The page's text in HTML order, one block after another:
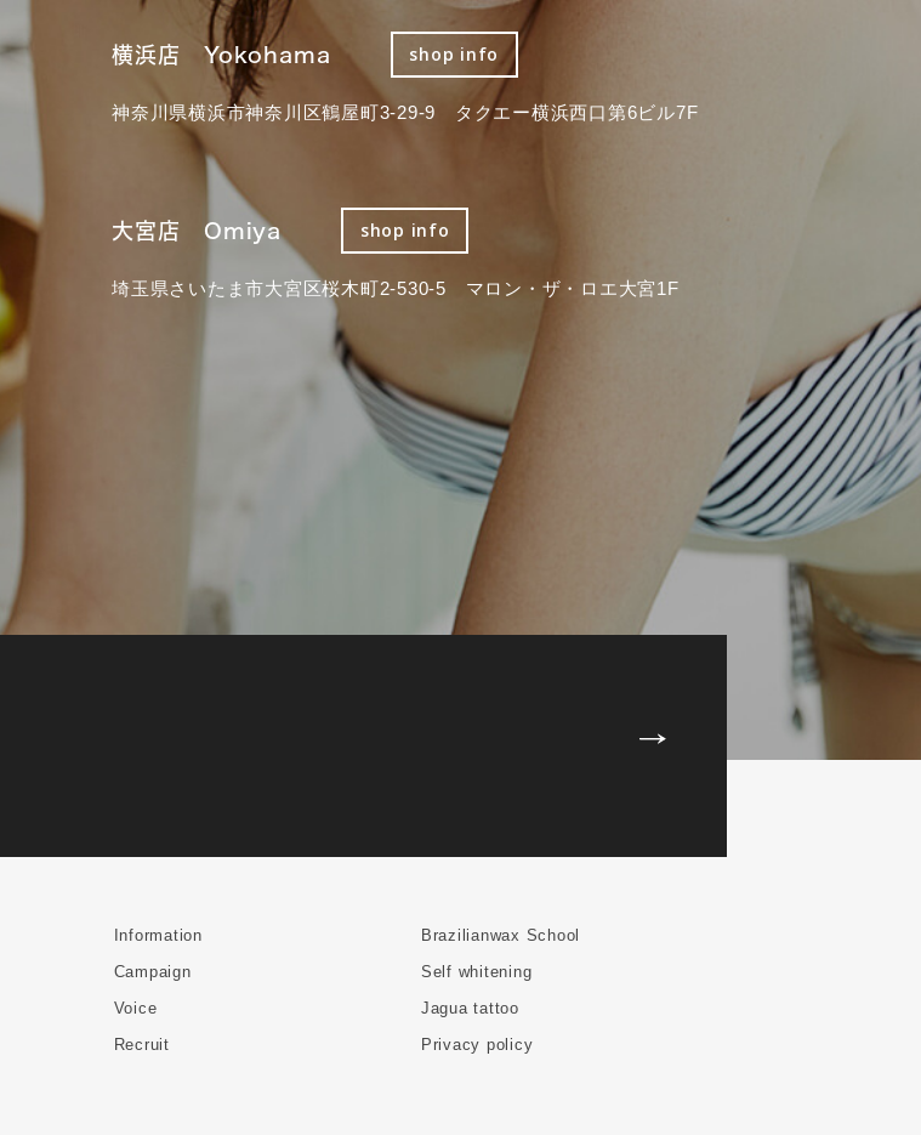
横浜店 Yokohama shop info
神奈川県横浜市神奈川区鶴屋町3-29-9 タクエー横浜西口第6ビル7F
大宮店 Omiya shop info
埼玉県さいたま市大宮区桜木町2-530-5 マロン・ザ・ロエ大宮1F
Information
Campaign
Voice
Recruit
Brazilianwax School
Self whitening
Jagua tattoo
Privacy policy